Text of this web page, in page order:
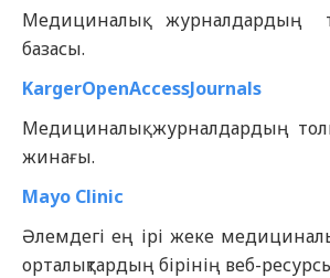
Медициналық журналдардың
базасы.
KargerOpenAccessJournals
Медициналық журналдардың
жинағы.
Mayo Clinic
Әлемдегі ең ірі жеке
орталықтардың бірінің веб-